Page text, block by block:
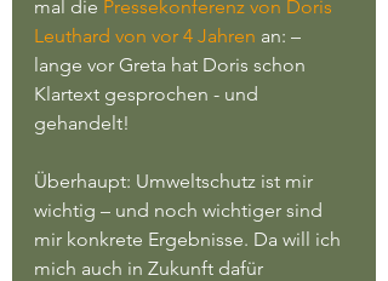
mal die Pressekonferenz von Doris
Leuthard von vor 4 Jahren an: –
lange vor Greta hat Doris schon
Klartext gesprochen - und
gehandelt!
Überhaupt: Umweltschutz ist mir
wichtig – und noch wichtiger sind
mir konkrete Ergebnisse. Da will ich
mich auch in Zukunft dafür